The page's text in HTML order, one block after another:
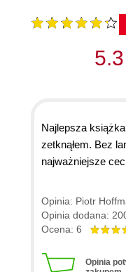
5.3
Najlepsza
zetknąłem. Bez
najważniejsze
specyficzne dla
oraz techniki
miał rozpoczynać
Opinia: Piotr
Opinia dodana:
Ocena: 6
Opinia